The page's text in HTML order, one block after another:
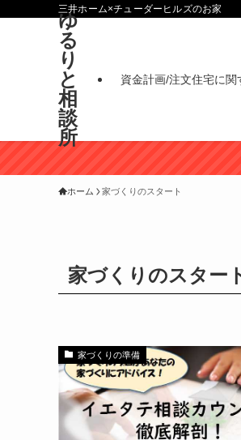
三井ホーム×チューダーヒルズのお家
ゆ
る
り
と
相
談
所
資金計画/注文住宅に関
ホーム 家づくりのスタート
家づくりのスター
家づくりの準備